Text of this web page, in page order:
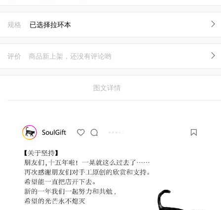
规格 已选择拉环本
评价 商品新上架，还没有评论哟
图文详情